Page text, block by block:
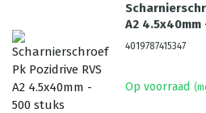
A2
4019787415347
Op voorraad